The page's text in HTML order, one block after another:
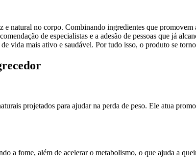
natural no corpo. Combinando ingredientes que
de especialistas e a adesão de pessoas que já
vida mais ativo e saudável. Por tudo isso, o produto se
projetados para ajudar na perda de peso. Ele atua
a fome, além de acelerar o metabolismo, o que ajuda a